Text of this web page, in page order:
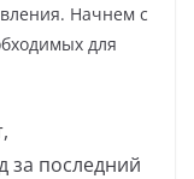
Начнем с
для
последний